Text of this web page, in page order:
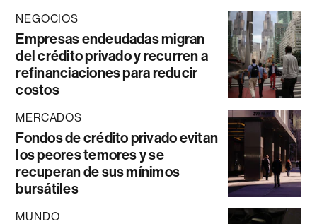
NEGOCIOS
Empresas endeudadas migran
del crédito privado y recurren a
refinanciaciones para reducir
costos
MERCADOS
Fondos de crédito privado evitan
los peores temores y se
recuperan de sus mínimos
bursátiles
MUNDO